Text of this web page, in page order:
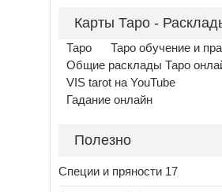
Карты Таро -
Таро
Таро обучение и
Общие расклады Таро
VIS tarot на YouTube
Гадание онлайн
Полезно
Специи и пряности 17